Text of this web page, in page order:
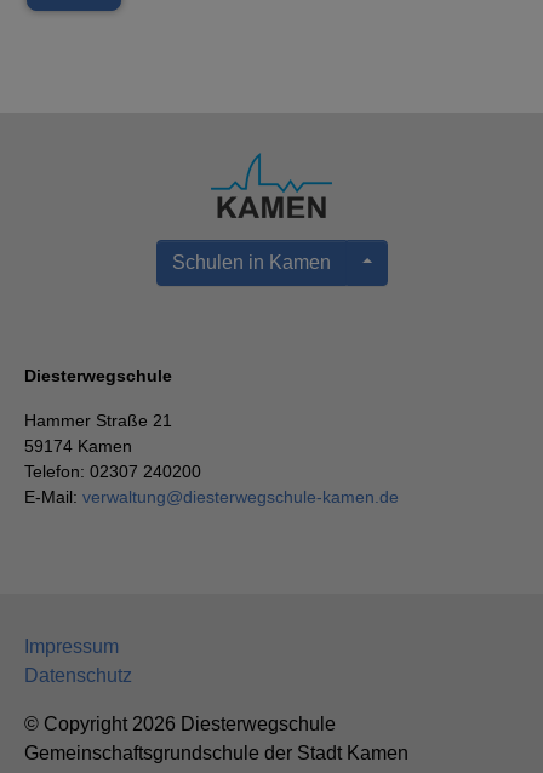
Schulen in Kamen
Diesterwegschule
Hammer Straße 21
59174 Kamen
Telefon: 02307 240200
E-Mail: verwaltung@diesterwegschule-kamen.de
Impressum
Datenschutz
© Copyright 2026 Diesterwegschule
Gemeinschaftsgrundschule der Stadt Kamen